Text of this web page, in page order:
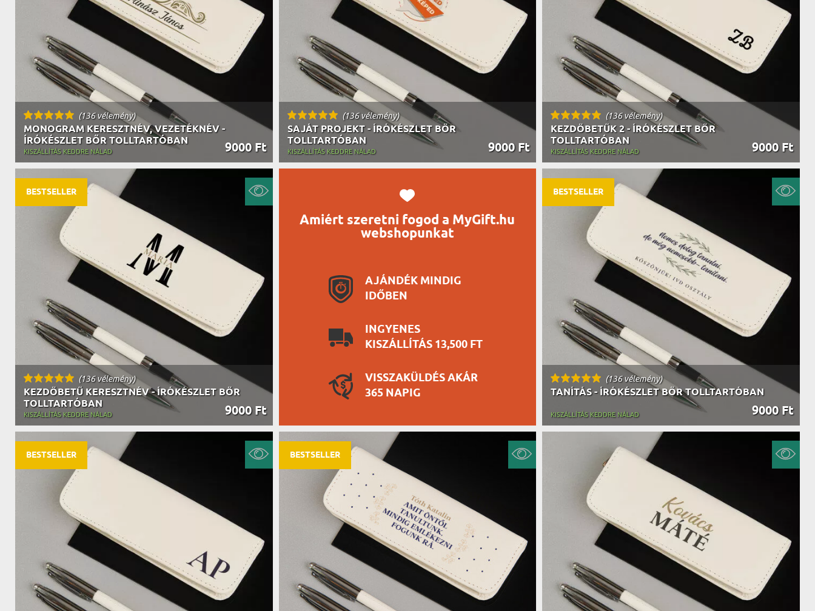
APÓSÉKNAK
UTAZÓNAK
BICIKLISTÁNAK
IDŐSEBBNEK
SPORTOLÓNAK
TŰZOLTÓNAK
FŐNÖKNEK
HORGÁSZNAK
ÉLELMISZEREK
AZ AJÁNDÉK VONÁSAI
(136 vélemény)
MONOGRAM KERESZTNÉV, VEZETÉKNÉV -
ÍRÓKÉSZLET BŐR TOLLTARTÓBAN
9000 Ft
KISZÁLLÍTÁS KEDDRE NÁLAD
(136 vélemény)
SAJÁT PROJEKT - ÍRÓKÉSZLET BŐR
TOLLTARTÓBAN
9000 Ft
KISZÁLLÍTÁS KEDDRE NÁLAD
Amiért szeretni fogod a MyGift.hu
webshopunkat
AJÁNDÉK MINDIG
IDŐBEN
INGYENES
KISZÁLLÍTÁS 13,500 FT
VISSZAKÜLDÉS AKÁR
365 NAPIG
(136 vélemény)
KEZDŐBETŰK 2 - ÍRÓKÉSZLET BŐR
TOLLTARTÓBAN
9000 Ft
KISZÁLLÍTÁS KEDDRE NÁLAD
(136 vélemény)
KEZDŐBETŰ KERESZTNÉV - ÍRÓKÉSZLET BŐR
TOLLTARTÓBAN
9000 Ft
KISZÁLLÍTÁS KEDDRE NÁLAD
BESTSELLER
(136 vélemény)
TANÍTÁS - ÍRÓKÉSZLET BŐR TOLLTARTÓBAN
9000 Ft
KISZÁLLÍTÁS KEDDRE NÁLAD
BESTSELLER
BESTSELLER BESTSELLER